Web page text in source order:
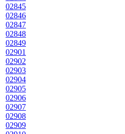
02845
02846
02847
02848
02849
02901
02902
02903
02904
02905
02906
02907
02908
02909